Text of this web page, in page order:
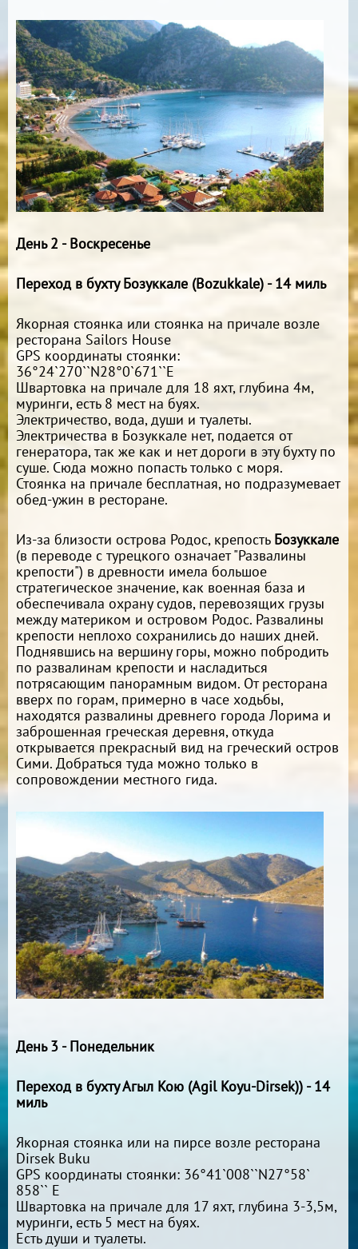
День 2 - Воскресенье
Переход в бухту Бозуккале (Bozukkale) - 14 миль
Якорная стоянка или стоянка на причале возле
ресторана Sailors House
GPS координаты стоянки:
36°24`270``N28°0`671``E
Швартовка на причале для 18 яхт, глубина 4м,
муринги, есть 8 мест на буях.
Электричество, вода, души и туалеты.
Электричества в Бозуккале нет, подается от
генератора, так же как и нет дороги в эту бухту по
суше. Сюда можно попасть только с моря.
Стоянка на причале бесплатная, но подразумевает
обед-ужин в ресторане.
Из-за близости острова Родос, крепость Бозуккале
(в переводе с турецкого означает "Развалины
крепости") в древности имела большое
стратегическое значение, как военная база и
обеспечивала охрану судов, перевозящих грузы
между материком и островом Родос. Развалины
крепости неплохо сохранились до наших дней.
Поднявшись на вершину горы, можно побродить
по развалинам крепости и насладиться
потрясающим панорамным видом. От ресторана
вверх по горам, примерно в часе ходьбы,
находятся развалины древнего города Лорима и
заброшенная греческая деревня, откуда
открывается прекрасный вид на греческий остров
Сими. Добраться туда можно только в
сопровождении местного гида.
День 3 - Понедельник
Переход в бухту Агыл Кою (Agil Koyu-Dirsek)) - 14
миль
Якорная стоянка или на пирсе возле ресторана
Dirsek Buku
GPS координаты стоянки: 36°41`008``N27°58`
858`` E
Швартовка на причале для 17 яхт, глубина 3-3,5м,
муринги, есть 5 мест на буях.
Есть души и туалеты.